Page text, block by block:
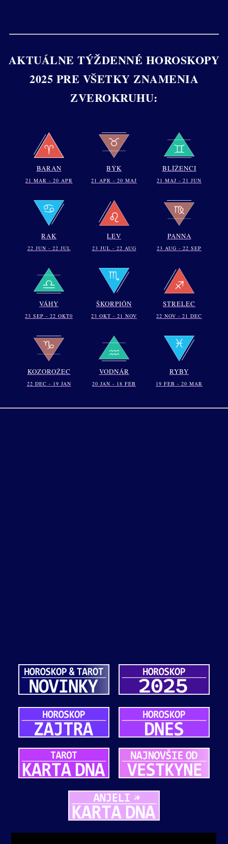
AKTUÁLNE TÝŽDENNÉ HOROSKOPY
2025 PRE VŠETKY ZNAMENIA
ZVEROKRUHU:
BARAN
21 MAR - 20 APR
BÝK
21 APR - 20 MAJ
BLÍŽENCI
21 MAJ - 21 JUN
RAK
22 JUN - 22 JUL
LEV
23 JUL - 22 AUG
PANNA
23 AUG - 22 SEP
VÁHY
23 SEP - 22 OKT0
ŠKORPIÓN
23 OKT - 21 NOV
STRELEC
22 NOV - 21 DEC
KOZOROŽEC
22 DEC - 19 JAN
VODNÁR
20 JAN - 18 FEB
RYBY
19 FEB - 20 MAR